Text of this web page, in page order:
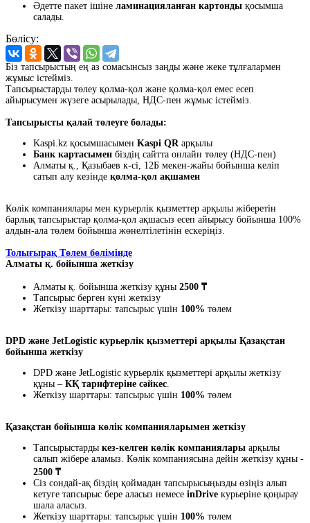
Әдетте пакет ішіне ламинацияланған картонды қосымша
салады.
Бөлісу:
Біз тапсырыстың ең аз сомасынсыз заңды және жеке тұлғалармен
жұмыс істейміз.
Тапсырыстарды төлеу қолма-қол және қолма-қол емес есеп
айырысумен жүзеге асырылады, НДС-пен жұмыс істейміз.
Тапсырысты қалай төлеуге болады:
Kaspi.kz қосымшасымен Kaspi QRарқылы
Банк картасымен біздің сайтта онлайн төлеу (НДС-пен)
Алматы қ., Қазыбаев к-сі, 12Б мекен-жайы бойынша келіп
сатып алу кезінде қолма-қол ақшамен
Көлік компаниялары мен курьерлік қызметтер арқылы жіберетін
барлық тапсырыстар қолма-қол ақшасыз есеп айырысу бойынша 100%
алдын-ала төлем бойынша жөнелтілетінін ескеріңіз.
Толығырақ Төлем бөлімінде
Алматы қ. бойынша жеткізу
Алматы қ. бойынша жеткізу құны 2500 ₸
Тапсырыс берген күні жеткізу
Жеткізу шарттары: тапсырыс үшін 100% төлем
DPD және JetLogistic курьерлік қызметтері арқылы Қазақстан
бойынша жеткізу
DPD және JetLogistic курьерлік қызметтері арқылы жеткізу
құны – КҚ тарифтеріне сәйкес.
Жеткізу шарттары: тапсырыс үшін 100% төлем
Қазақстан бойынша көлік компанияларымен жеткізу
Тапсырыстарды кез-келген көлік компаниялары арқылы
салып жібере аламыз. Көлік компаниясына дейін жеткізу құны -
2500 ₸
Сіз сондай-ақ біздің қоймадан тапсырысыңызды өзіңіз алып
кетуге тапсырыс бере аласыз немесе inDrive курьеріне қоңырау
шала аласыз.
Жеткізу шарттары: тапсырыс үшін 100% төлем